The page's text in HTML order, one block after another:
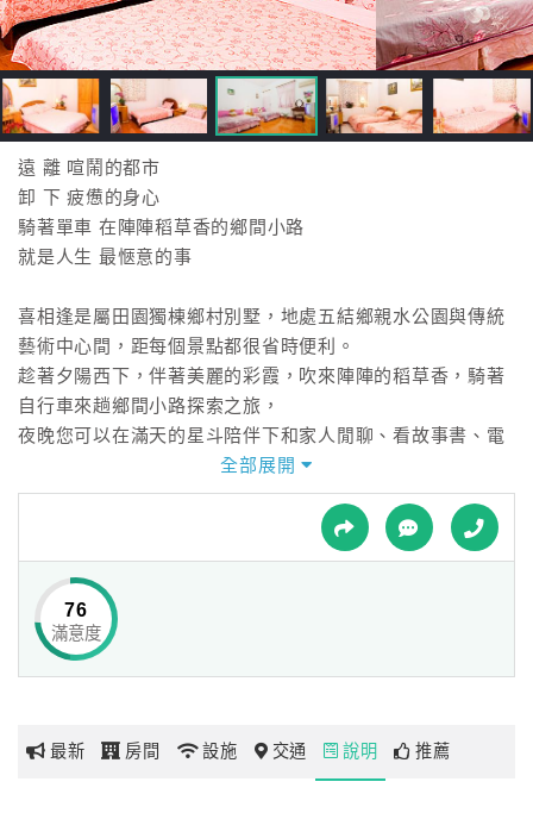
直
接
跟
飯
店
訂
房
HOT
色
民
宿
球
網
玩
遠 離 喧鬧的都市
卸 下 疲憊的身心
騎著單車 在陣陣稻草香的鄉間小路
就是人生 最愜意的事
喜相逢是屬田園獨棟鄉村別墅，地處五結鄉親水公園與傳統
藝術中心間，距每個景點都很省時便利。
趁著夕陽西下，伴著美麗的彩霞，吹來陣陣的稻草香，騎著
自行車來趟鄉間小路探索之旅，
夜晚您可以在滿天的星斗陪伴下和家人閒聊、看故事書、電
視、唱歌，相信是您假期裡最愜意不過的事了。
踏進喜相逢就是這麼整潔、溫馨、典雅、自在無拘束，
一樓的寬廣庭園，不僅適合小朋友嘻戲也適合烤肉，
二樓則能一邊喝著名茶、一邊欣賞五結鄉的美麗景色。
遠離都市的喧鬧、卸下疲憊的身心，憨厚親切的男女主人就
是要讓您有回家的感覺，
全部展開
76
滿意度
最新 房間 設施 交通 說明 推薦